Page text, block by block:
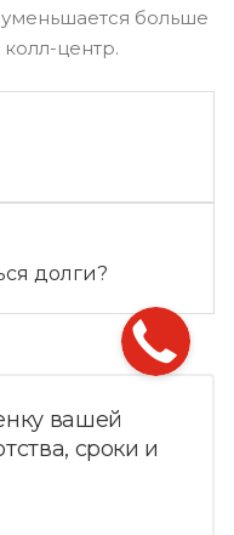
больше
колл-центр.
долги?
вашей
сроки и